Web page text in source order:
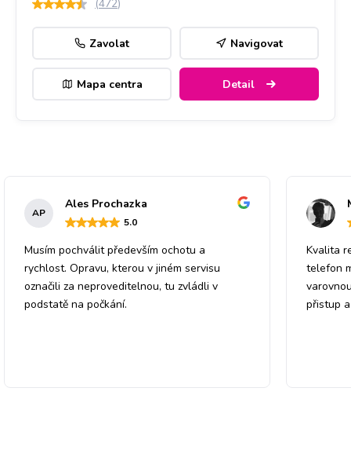
(472)
Zavolat Navigovat
Mapa centra Detail
AP
Ales Prochazka
5.0
Musím pochválit především ochotu a
rychlost. Opravu, kterou v jiném servisu
označili za neproveditelnou, tu zvládli v
podstatě na počkání.
Kvalita
telefon
přistup